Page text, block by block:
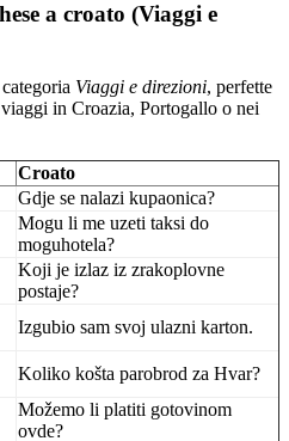
a croato (Viaggi e
Viaggi e direzioni, perfette
in Croazia, Portogallo o nei
Croato
Gdje se nalazi kupaonica?
Mogu li me uzeti taksi do
moguhotela?
Koji je izlaz iz zrakoplovne
postaje?
Izgubio sam svoj ulazni karton.
Koliko košta parobrod za Hvar?
Možemo li platiti gotovinom
ovde?